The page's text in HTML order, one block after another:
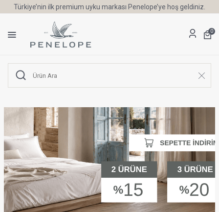
Türkiye’nin ilk premium uyku markası Penelope’ye hoş geldiniz.
0